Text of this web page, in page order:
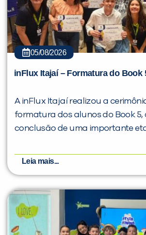
05/08/2026
inFlux Itajaí – Formatura do Book
A inFlux Itajaí realizou a
formatura dos alunos do Book 5,
conclusão de uma importante
Leia mais...